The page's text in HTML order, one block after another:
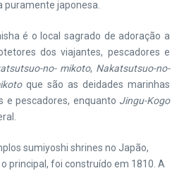
japonesa.
é o local sagrado de adoração a
dos viajantes, pescadores e
no- mikoto, Nakatsutsuo-no-
que são as deidades marinhas
e pescadores, enquanto Jingu-Kogo
sumiyoshi shrines no Japão,
principal, foi construído em 1810. A